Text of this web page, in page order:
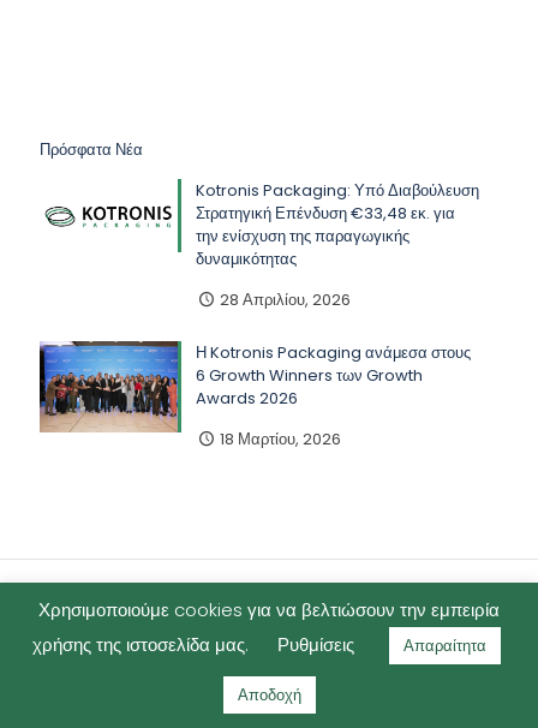
Πρόσφατα Νέα
Kotronis Packaging: Υπό Διαβούλευση
Στρατηγική Επένδυση €33,48 εκ. για
την ενίσχυση της παραγωγικής
δυναμικότητας
28 Απριλίου, 2026
Η Kotronis Packaging ανάμεσα στους
6 Growth Winners των Growth
Awards 2026
18 Μαρτίου, 2026
Όροι χρήσης
Χρησιμοποιούμε cookies για να βελτιώσουν την εμπειρία
χρήσης της ιστοσελίδα μας.
Ρυθμίσεις Απαραίτητα
Αποδοχή